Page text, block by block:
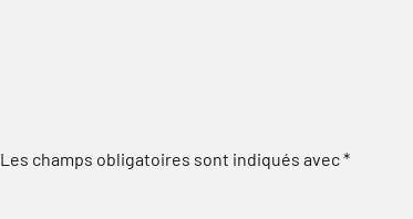
Les champs obligatoires sont indiqués avec*